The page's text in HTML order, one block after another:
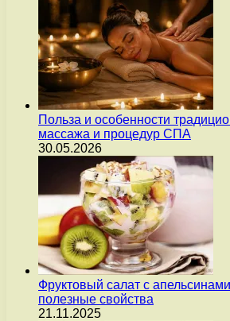
Польза и особенности
массажа и процедур СПА
30.05.2026
Фруктовый салат с
полезные свойства
21.11.2025